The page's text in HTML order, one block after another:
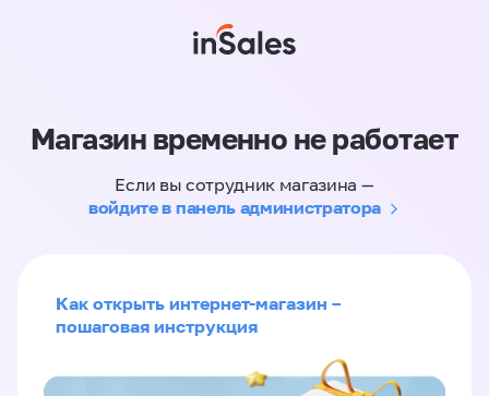
Магазин временно не работает
Если вы сотрудник магазина —
войдите в панель администратора
Как открыть интернет-магазин –
пошаговая инструкция